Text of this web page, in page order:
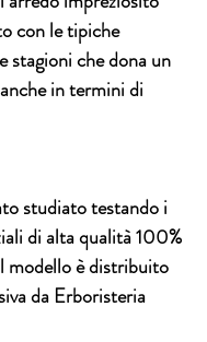
con le tipiche
stagioni che dona un
in termini di
studiato testando i
di alta qualità 100%
modello è distribuito
da Erboristeria